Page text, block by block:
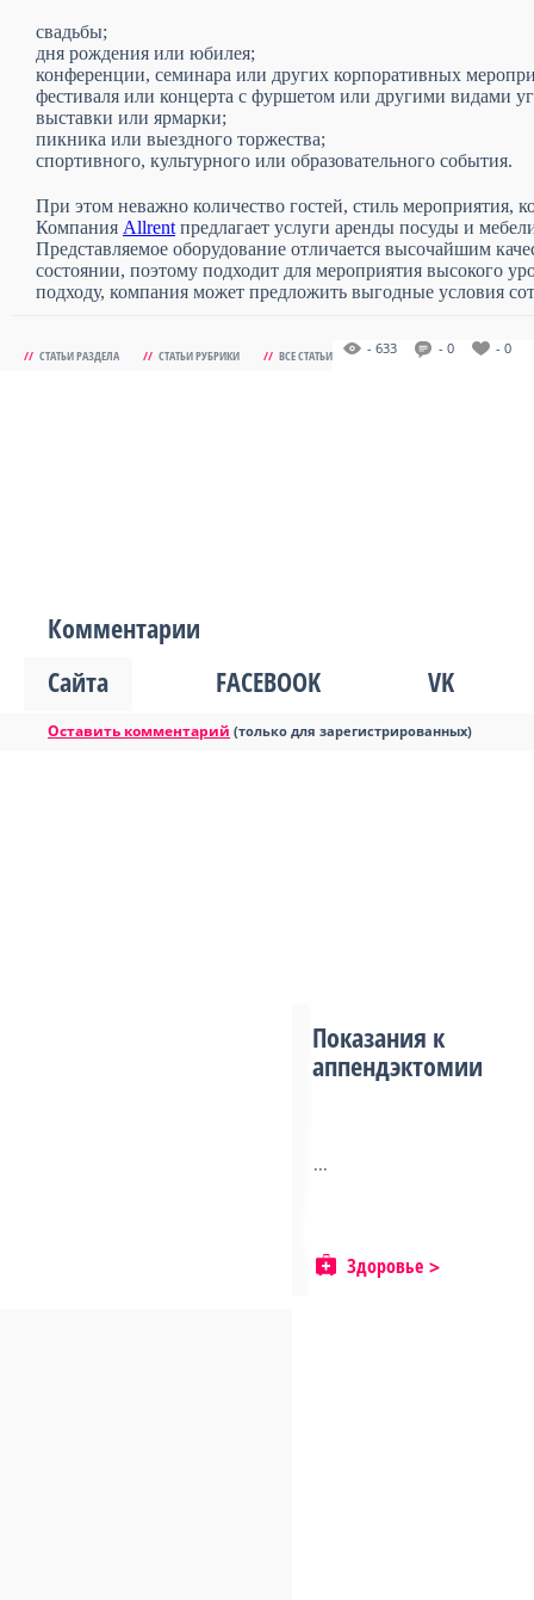
свадьбы;
дня рождения или юбилея;
конференции, семинара или других корпоративных
фестиваля или концерта с фуршетом или другими видами
выставки или ярмарки;
пикника или выездного торжества;
спортивного, культурного или образовательного события.
При этом неважно количество гостей, стиль мероприятия,
Компания Allrent предлагает услуги аренды посуды и
Представляемое оборудование отличается высочайшим
состоянии, поэтому подходит для мероприятия высокого
подходу, компания может предложить выгодные условия
// СТАТЬИ РАЗДЕЛА // СТАТЬИ РУБРИКИ // ВСЕ СТАТЬИ - 633 - 0 - 0
Комментарии
Сайта
FACEBOOK VK
Оставить комментарий (только для зарегистрированных)
Показания к
аппендэктомии
...
Здоровье